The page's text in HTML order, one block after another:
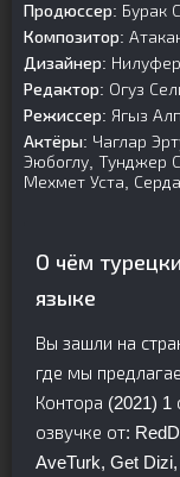
Продюссер: Бурак
Композитор:
Дизайнер:
Редактор: Огуз
Режиссер: Ягыз
Актёры: Чаглар
Эюбоглу, Тунджер
Мехмет Уста,
О чём
языке
Вы зашли на
где мы
Контора (2021) 1
озвучке от:
AveTurk, Get